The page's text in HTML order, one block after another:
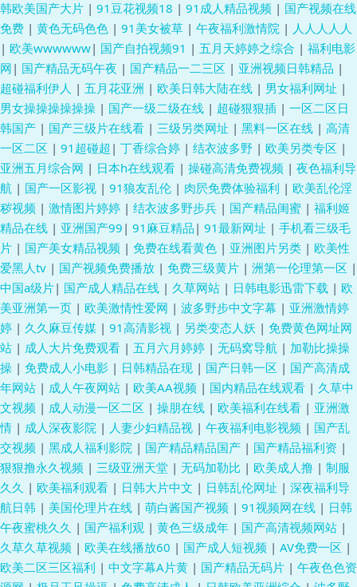
韩欧美国产大片 | 91豆花视频18 | 91成人精品视频 | 国产视频在线
免费 | 黄色无码色色 | 91美女被草 | 午夜福利激情院 | 人人人人人
| 欧美wwwwww| 国产自拍视频91 | 五月天婷婷之综合 | 福利电影
网 | 国产精品无码午夜 | 国产精品一二三区 | 亚洲视频日韩精品 |
超碰福利伊人 | 五月花亚洲 | 欧美日韩大陆在线 | 男女福利网址 |
男女操操操操操操 | 国产一级二级在线 | 超碰狠狠插 | 一区二区日
韩国产 | 国产三级片在线看 | 三级另类网址 | 黑料一区在线 | 高清
一区二区 | 91超碰超 | 丁香综合婷 | 结衣波多野 | 欧美另类专区 |
亚洲五月综合网 | 日本h在线观看 | 操碰高清免费视频 | 夜色福利导
航 | 国产一区影视 | 91狼友乱伦 | 肉屄免费体验福利 | 欧美乱伦淫
秽视频 | 激情图片婷婷 | 结衣波多野步兵 | 国产精品闺蜜 | 福利姬
精品在线 | 亚洲国产99 | 91麻豆精品 | 91最新网址 | 手机看三级毛
片 | 国产美女精品视频 | 免费在线看黄色 | 亚洲图片另类 | 欧美性
爱黑人tv | 国产视频免费播放 | 免费三级黄片 | 洲第一伦理第一区 |
中国a级片| 国产成人精品在线 | 久草网站 | 日韩电影迅雷下载 | 欧
美亚洲第一页 | 欧美激情性爱网 | 波多野步中文字幕 | 亚洲激情婷
婷 | 久久麻豆传媒 | 91高清影视 | 另类变态人妖 | 免费黄色网址网
站 | 成人大片免费观看 | 五月六月婷婷 | 无码窝导航 | 加勒比操操
操 | 免费成人小电影 | 日韩精品在现 | 国产日韩一区 | 国产高清成
年网站 | 成人午夜网站 | 欧美AA视频 | 国内精品在线观看 | 久草中
文视频 | 成人动漫一区二区 | 操朋在线 | 欧美福利在线看 | 亚洲激
情 | 成人深夜影院 | 人妻少妇精品视 | 午夜福利电影视频 | 国产乱
交视频 | 黑成人福利影院 | 国产精品精品国产 | 国产精品福利资 |
狠狠撸永久视频 | 三级亚洲天堂 | 无码加勒比 | 欧美成人撸 | 制服
久久 | 欧美福利观看 | 日韩大片中文 | 日韩乱伦网址 | 深夜福利导
航日韩 | 美国伦理片在线 | 萌白酱国产视频 | 91视频网在线 | 日韩
午夜蜜桃久久 | 国产福利观 | 黄色三级成年 | 国产高清视频网站 |
久草久草视频 | 欧美在线播放60 | 国产成人短视频 | AV免费一区 |
欧美二区三区福利 | 中文字幕A片黄 | 国产精品无码片 | 午夜色色资